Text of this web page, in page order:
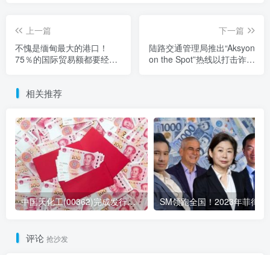
上一篇
不愧是缅甸最大的港口！
75％的国际贸易额都要经过
下一篇
陆路交通管理局推出“Aksyon
on the Spot”热线以打击诈骗
相关推荐
中国天化工(00362)完成发行合共2.8亿股配售股份
评论 抢沙发